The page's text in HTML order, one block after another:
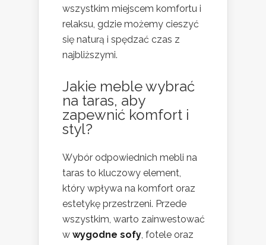
wszystkim miejscem komfortu i
relaksu, gdzie możemy cieszyć
się naturą i spędzać czas z
najbliższymi.
Jakie meble wybrać
na taras, aby
zapewnić komfort i
styl?
Wybór odpowiednich mebli na
taras to kluczowy element,
który wpływa na komfort oraz
estetykę przestrzeni. Przede
wszystkim, warto zainwestować
w wygodne sofy, fotele oraz